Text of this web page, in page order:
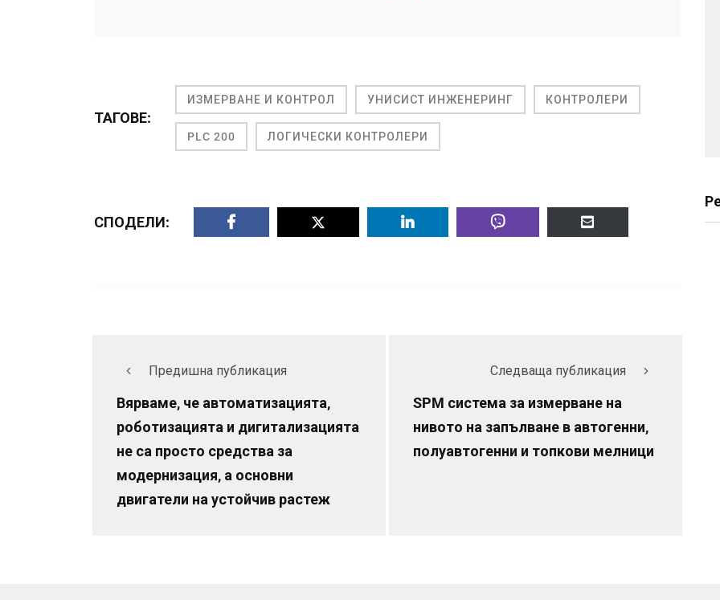
ТАГОВЕ:
ИЗМЕРВАНЕ И КОНТРОЛ УНИСИСТ ИНЖЕНЕРИНГ КОНТРОЛЕРИ
PLC 200 ЛОГИЧЕСКИ КОНТРОЛЕРИ
СПОДЕЛИ:
Предишна публикация
Вярваме, че автоматизацията,
роботизацията и дигитализацията
не са просто средства за
модернизация, а основни
двигатели на устойчив растеж
Следваща публикация
SPM система за измерване на
нивото на запълване в автогенни,
полуавтогенни и топкови мелници